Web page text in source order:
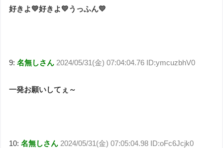
好きよ💛好きよ💛うっふん💛
9:名無しさん 2024/05/31(金) 07:04:04.76 ID:ymcuzbhV0
一発お願いしてぇ～
10:名無しさん 2024/05/31(金) 07:05:04.98 ID:oFc6Jcjk0